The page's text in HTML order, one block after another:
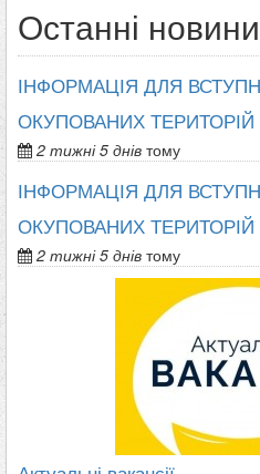
Останні новини
ІНФОРМАЦІЯ ДЛЯ
ОКУПОВАНИХ ТЕРИТОРІЙ
2 тижні 5 днів тому
ІНФОРМАЦІЯ ДЛЯ
ОКУПОВАНИХ ТЕРИТОРІЙ
2 тижні 5 днів тому